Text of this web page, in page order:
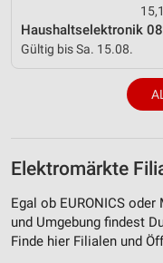
Gültig bis Sa. 15.08.
Elektromärkte
Egal ob EURONICS
und Umgebung findest
Finde hier Filialen und